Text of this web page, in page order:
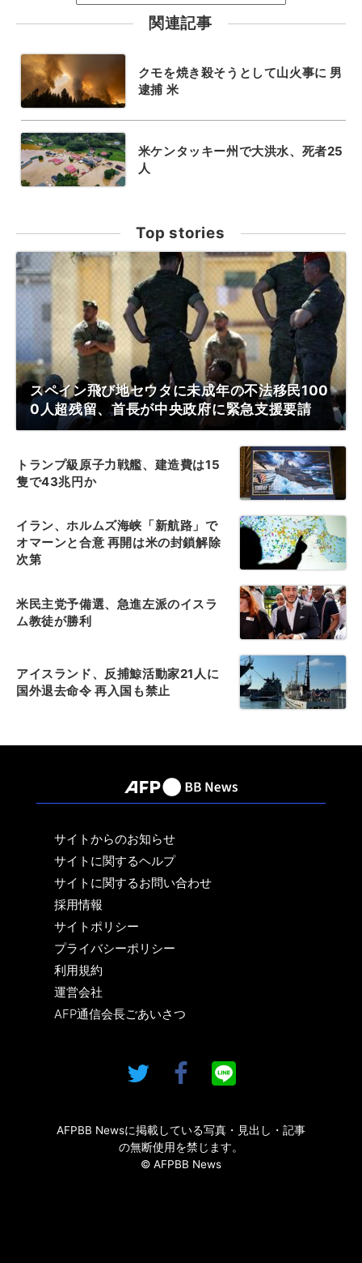
関連記事
クモを焼き殺そうとして山火事に 男
逮捕 米
米ケンタッキー州で大洪水、死者25
人
Top stories
スペイン飛び地セウタに未成年の不法移民100
0人超残留、首長が中央政府に緊急支援要請
トランプ級原子力戦艦、建造費は15
隻で43兆円か
イラン、ホルムズ海峡「新航路」で
オマーンと合意 再開は米の封鎖解除
次第
米民主党予備選、急進左派のイスラ
ム教徒が勝利
アイスランド、反捕鯨活動家21人に
国外退去命令 再入国も禁止
サイトからのお知らせ
サイトに関するヘルプ
サイトに関するお問い合わせ
採用情報
サイトポリシー
プライバシーポリシー
利用規約
運営会社
AFP通信会長ごあいさつ
AFPBB Newsに掲載している写真・見出し・記事
の無断使用を禁じます。
© AFPBB News